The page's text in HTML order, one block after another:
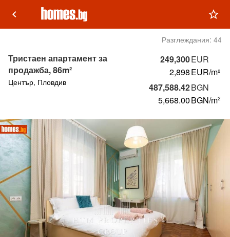
keyboard_arrow_left star_outline
Разглеждания: 44
249,300EUR
2,898EUR/m²
487,588.42BGN
5,668.00BGN/m2
Тристаен апартамент за
продажба, 86m²
Център, Пловдив